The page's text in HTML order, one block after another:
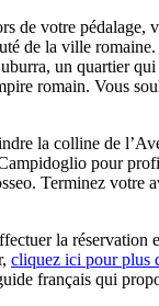
de votre pédalage,
de la ville
un quartier
romain. Vous
la colline de
pour
Terminez votre
la réservation
cliquez ici pour plus
français qui